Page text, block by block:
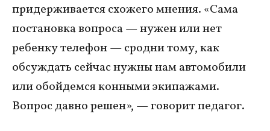
придерживается схожего мнения. «Сама
постановка вопроса — нужен или нет
ребенку телефон — сродни тому, как
обсуждать сейчас нужны нам автомобили
или обойдемся конными экипажами.
Вопрос давно решен», — говорит педагог.